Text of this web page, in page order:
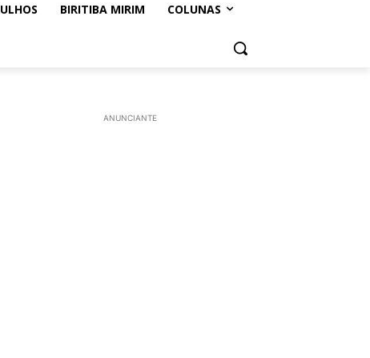
BIRITIBA MIRIM COLUNAS
ANUNCIANTE